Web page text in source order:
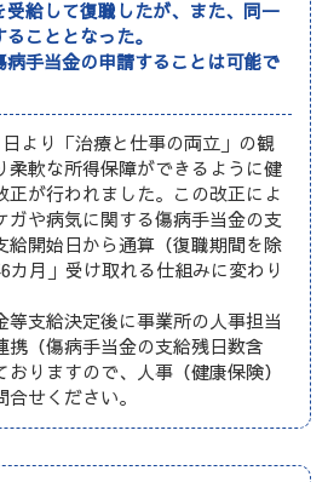
受給して復職したが、また、同一
こととなった。
病手当金の申請することは可能で
より「治療と仕事の両立」の観
柔軟な所得保障ができるように健
正が行われました。この改正によ
ガや病気に関する傷病手当金の支
給開始日から通算（復職期間を除
カ月」受け取れる仕組みに変わり
等支給決定後に事業所の人事担当
携（傷病手当金の支給残日数含
おりますので、人事（健康保険）
せください。